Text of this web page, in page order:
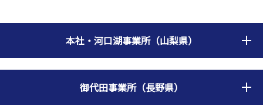
本社・河口湖事業所（山梨県）
御代田事業所（長野県）